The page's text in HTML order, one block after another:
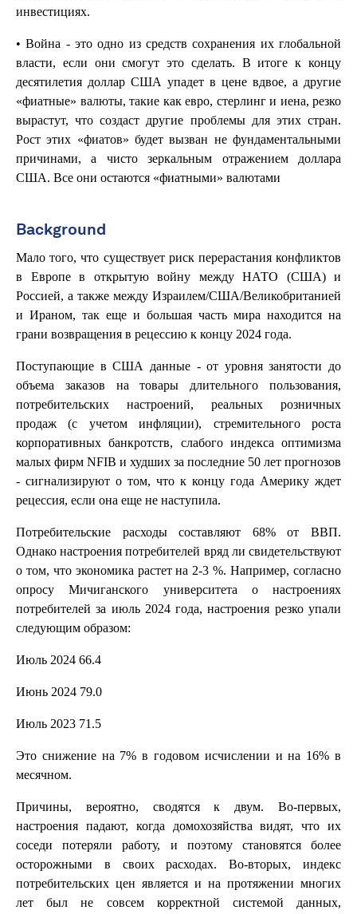
инвестициях.
• Война - это одно из средств сохранения их глобальной
власти, если они смогут это сделать. В итоге к концу
десятилетия доллар США упадет в цене вдвое, а другие
«фиатные» валюты, такие как евро, стерлинг и иена, резко
вырастут, что создаст другие проблемы для этих стран.
Рост этих «фиатов» будет вызван не фундаментальными
причинами, а чисто зеркальным отражением доллара
США. Все они остаются «фиатными» валютами
Background
Мало того, что существует риск перерастания конфликтов
в Европе в открытую войну между НАТО (США) и
Россией, а также между Израилем/США/Великобританией
и Ираном, так еще и большая часть мира находится на
грани возвращения в рецессию к концу 2024 года.
Поступающие в США данные - от уровня занятости до
объема заказов на товары длительного пользования,
потребительских настроений, реальных розничных
продаж (с учетом инфляции), стремительного роста
корпоративных банкротств, слабого индекса оптимизма
малых фирм NFIB и худших за последние 50 лет прогнозов
- сигнализируют о том, что к концу года Америку ждет
рецессия, если она еще не наступила.
Потребительские расходы составляют 68% от ВВП.
Однако настроения потребителей вряд ли свидетельствуют
о том, что экономика растет на 2-3 %. Например, согласно
опросу Мичиганского университета о настроениях
потребителей за июль 2024 года, настроения резко упали
следующим образом:
Июль 2024 66.4
Июнь 2024 79.0
Июль 2023 71.5
Это снижение на 7% в годовом исчислении и на 16% в
месячном.
Причины, вероятно, сводятся к двум. Во-первых,
настроения падают, когда домохозяйства видят, что их
соседи потеряли работу, и поэтому становятся более
осторожными в своих расходах. Во-вторых, индекс
потребительских цен является и на протяжении многих
лет был не совсем корректной системой данных,